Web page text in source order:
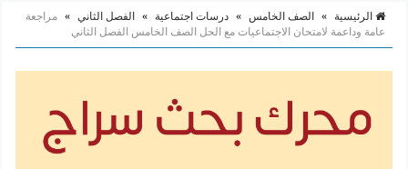
الرئيسية » الصف الخامس » درسات اجتماعية » الفصل الثاني » مراجعة
عامة وداعمة لامتحان الاجتماعيات مع الحل الصف الخامس الفصل الثاني